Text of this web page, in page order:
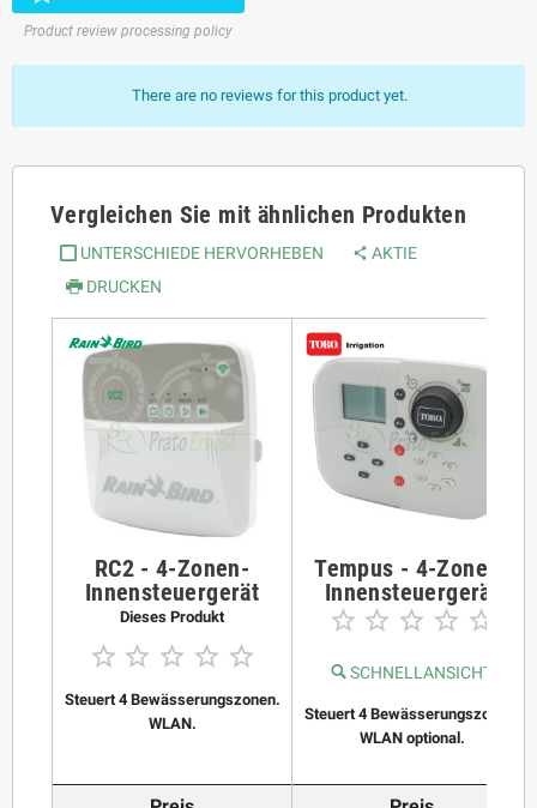
Product review processing policy
There are no reviews for this product yet.
Vergleichen Sie mit ähnlichen Produkten
UNTERSCHIEDE HERVORHEBEN
AKTIE
DRUCKEN
RC2 - 4-Zonen-
Innensteuergerät
Dieses Produkt
    
Steuert 4 Bewässerungszonen.
WLAN.
Tempus - 4-Zonen-
Innensteuergerät
    
SCHNELLANSICHT
Steuert 4 Bewässerungszonen.
WLAN optional.